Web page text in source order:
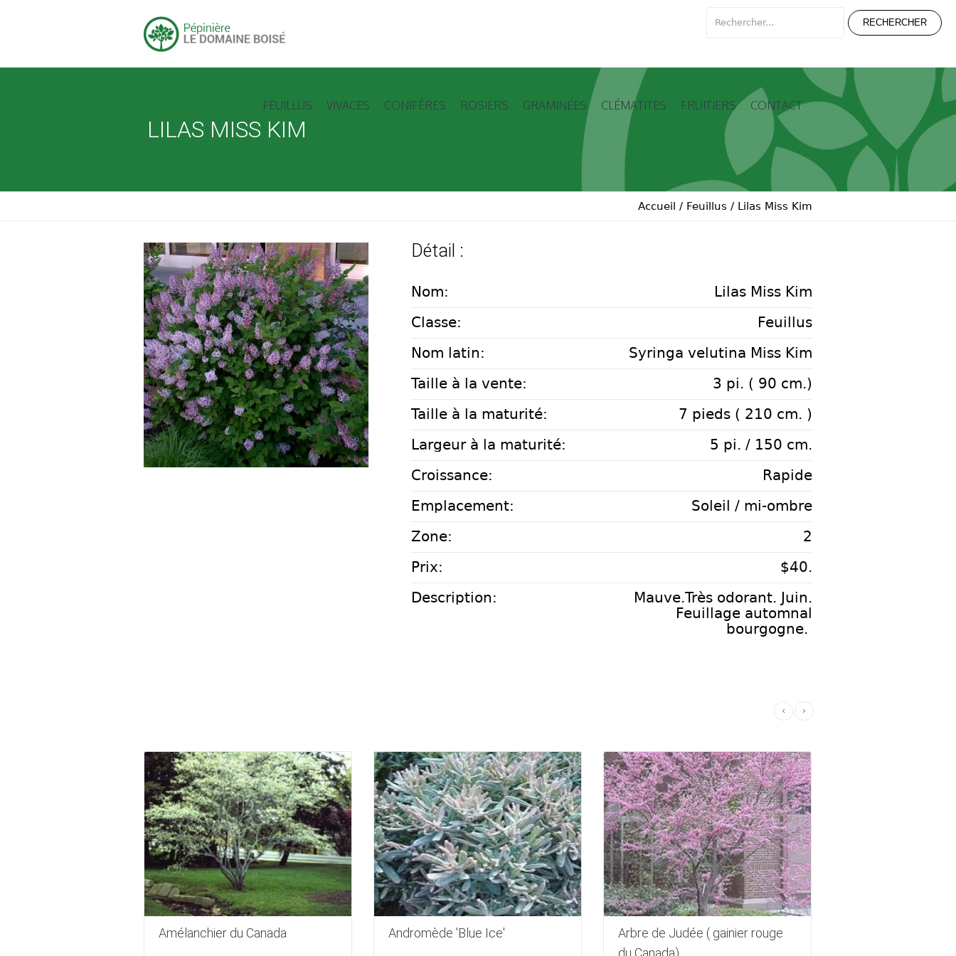
FEUILLUS VIVACES CONIFÈRES ROSIERS GRAMINÉES CLÉMATITES FRUITIERS CONTACT
LILAS MISS KIM
Accueil / Feuillus / Lilas Miss Kim
Détail :
Nom:
Lilas Miss Kim
Classe:
Feuillus
Nom latin:
Syringa velutina Miss Kim
Taille à la vente:
3 pi. ( 90 cm.)
Taille à la maturité:
7 pieds ( 210 cm. )
Largeur à la maturité:
5 pi. / 150 cm.
Croissance:
Rapide
Emplacement:
Soleil / mi-ombre
Zone:
2
Prix:
$40.
Description:
Mauve.Très odorant. Juin.
Feuillage automnal
bourgogne.
Amélanchier du Canada Andromède 'Blue Ice'
Arbre de Judée ( gainier rouge
du Canada)